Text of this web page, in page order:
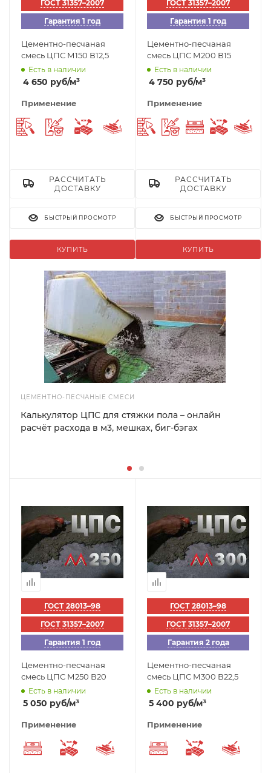
ГОСТ 31357–2007
Гарантия 1 год
Цементно-песчаная
смесь ЦПС М150 В12,5
Есть в наличии
4 650 руб/м³
Применение
Штукатурка
Ремонтный раствор
Укладка тротуарной плитки
Стяжка пола
КУПИТЬ
РАССЧИТАТЬ
ДОСТАВКУ
БЫСТРЫЙ ПРОСМОТР
ГОСТ 31357–2007
Гарантия 1 год
Цементно-песчаная
смесь ЦПС М200 В15
Есть в наличии
4 750 руб/м³
Применение
Штукатурка
Ремонтный
КУПИТЬ
РАССЧИТАТЬ
ДОСТАВКУ
БЫСТРЫЙ ПРОСМОТР
ЦЕМЕНТНО-ПЕСЧАНЫЕ СМЕСИ
Калькулятор ЦПС для стяжки пола – онлайн
расчёт расхода в м3, мешках, биг-бэгах
ГОСТ 28013–98
ГОСТ 31357–2007
Гарантия 1 год
Цементно-песчаная
смесь ЦПС М250 В20
Есть в наличии
5 050 руб/м³
Применение
Выравнивающий слой
Укладка тротуарной плитки
Стяжка пола
ГОСТ 28013–98
ГОСТ 31357–2007
Гарантия 2 года
Цементно-песчаная
смесь ЦПС М300 В22,5
Есть в наличии
5 400 руб/м³
Применение
Выравнивающий
Укладка